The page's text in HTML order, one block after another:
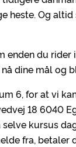
heste. Og
du rider
dine mål
6, for at vi
18 6040
kursus
fra, betaler